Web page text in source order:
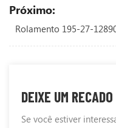
Próximo:
Rolamento 195-27-
DEIXE UM RECADO
Se você estiver